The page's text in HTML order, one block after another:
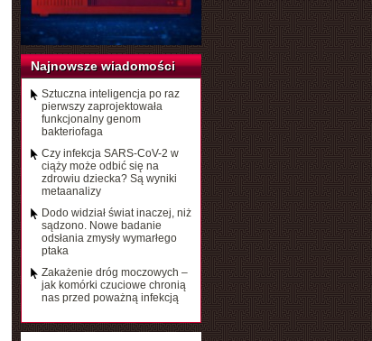
Najnowsze wiadomości
Sztuczna inteligencja po raz
pierwszy zaprojektowała
funkcjonalny genom
bakteriofaga
Czy infekcja SARS-CoV-2 w
ciąży może odbić się na
zdrowiu dziecka? Są wyniki
metaanalizy
Dodo widział świat inaczej, niż
sądzono. Nowe badanie
odsłania zmysły wymarłego
ptaka
Zakażenie dróg moczowych –
jak komórki czuciowe chronią
nas przed poważną infekcją